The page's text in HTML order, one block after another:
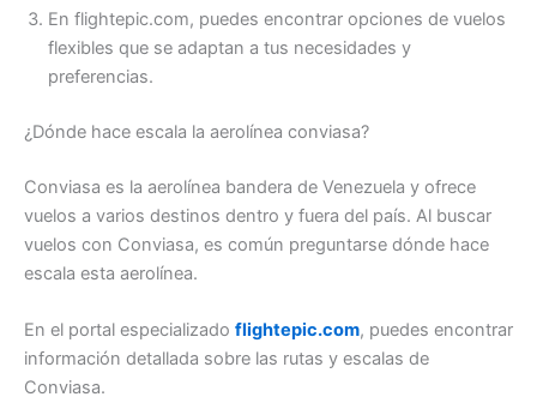
En flightepic.com, puedes encontrar opciones de vuelos
flexibles que se adaptan a tus necesidades y
preferencias.
¿Dónde hace escala la aerolínea conviasa?
Conviasa es la aerolínea bandera de Venezuela y ofrece
vuelos a varios destinos dentro y fuera del país. Al buscar
vuelos con Conviasa, es común preguntarse dónde hace
escala esta aerolínea.
En el portal especializado flightepic.com, puedes encontrar
información detallada sobre las rutas y escalas de
Conviasa.